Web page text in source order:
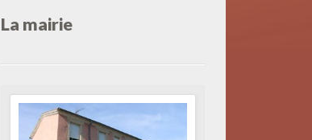
La mairie